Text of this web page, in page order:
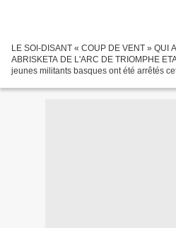
LE SOI-DISANT « COUP DE VENT » QUI
ABRISKETA DE L'ARC DE TRIOMPHE
jeunes militants basques ont été arrêtés